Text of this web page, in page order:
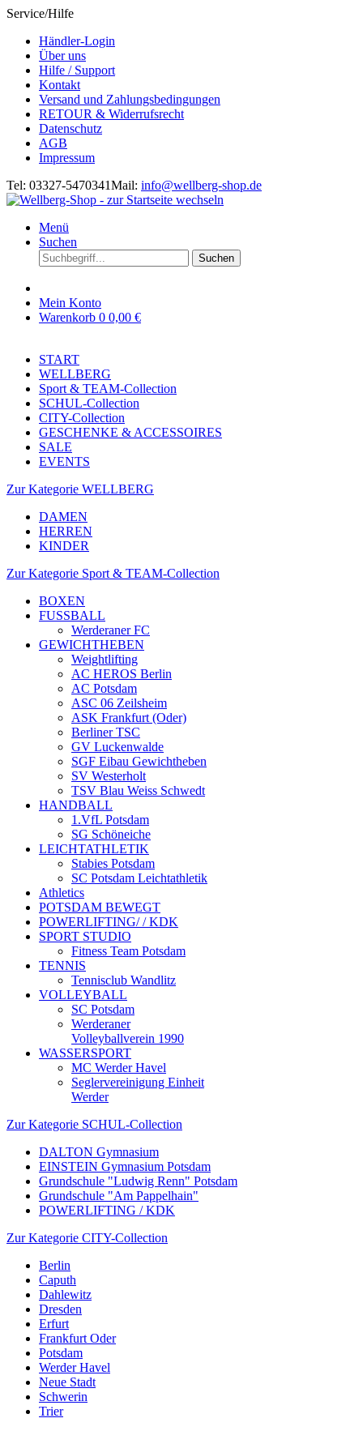
Service/Hilfe
Händler-Login
Über uns
Hilfe / Support
Kontakt
Versand und Zahlungsbedingungen
RETOUR & Widerrufsrecht
Datenschutz
AGB
Impressum
Tel: 03327-5470341Mail: info@wellberg-shop.de
Menü
Suchen
Suchen
Mein Konto
Warenkorb 0 0,00 €
START
WELLBERG
Sport & TEAM-Collection
SCHUL-Collection
CITY-Collection
GESCHENKE & ACCESSOIRES
SALE
EVENTS
Zur Kategorie WELLBERG
DAMEN
HERREN
KINDER
Zur Kategorie Sport & TEAM-Collection
BOXEN
FUSSBALL
Werderaner FC
GEWICHTHEBEN
Weightlifting
AC HEROS Berlin
AC Potsdam
ASC 06 Zeilsheim
ASK Frankfurt (Oder)
Berliner TSC
GV Luckenwalde
SGF Eibau Gewichtheben
SV Westerholt
TSV Blau Weiss Schwedt
HANDBALL
1.VfL Potsdam
SG Schöneiche
LEICHTATHLETIK
Stabies Potsdam
SC Potsdam Leichtathletik
Athletics
POTSDAM BEWEGT
POWERLIFTING/ / KDK
SPORT STUDIO
Fitness Team Potsdam
TENNIS
Tennisclub Wandlitz
VOLLEYBALL
SC Potsdam
Werderaner
Volleyballverein 1990
WASSERSPORT
MC Werder Havel
Seglervereinigung Einheit
Werder
Zur Kategorie SCHUL-Collection
DALTON Gymnasium
EINSTEIN Gymnasium Potsdam
Grundschule "Ludwig Renn" Potsdam
Grundschule "Am Pappelhain"
POWERLIFTING / KDK
Zur Kategorie CITY-Collection
Berlin
Caputh
Dahlewitz
Dresden
Erfurt
Frankfurt Oder
Potsdam
Werder Havel
Neue Stadt
Schwerin
Trier